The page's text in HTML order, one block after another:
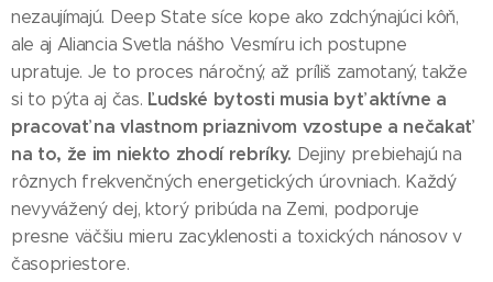
nezaujímajú. Deep State síce kope ako zdchýnajúci kôň,
ale aj Aliancia Svetla nášho Vesmíru ich postupne
upratuje. Je to proces náročný, až príliš zamotaný, takže
si to pýta aj čas. Ľudské bytosti musia byť aktívne a
pracovať na vlastnom priaznivom vzostupe a nečakať
na to, že im niekto zhodí rebríky. Dejiny prebiehajú na
rôznych frekvenčných energetických úrovniach. Každý
nevyvážený dej, ktorý pribúda na Zemi, podporuje
presne väčšiu mieru zacyklenosti a toxických nánosov v
časopriestore.